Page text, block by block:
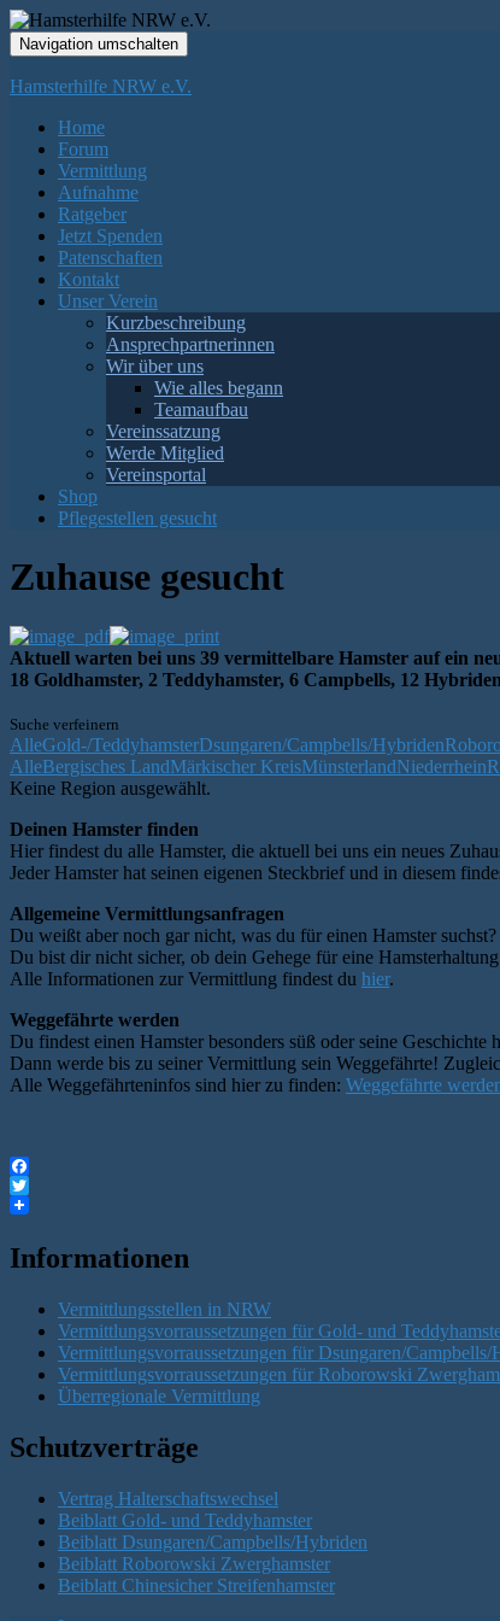
Navigation umschalten
Hamsterhilfe NRW e.V.
Home
Forum
Vermittlung
Aufnahme
Ratgeber
Jetzt Spenden
Patenschaften
Kontakt
Unser Verein
Kurzbeschreibung
Ansprechpartnerinnen
Wir über uns
Wie alles begann
Teamaufbau
Vereinssatzung
Werde Mitglied
Vereinsportal
Shop
Pflegestellen gesucht
Zuhause gesucht
Aktuell warten bei uns 39 vermittelbare Hamster auf ein
18 Goldhamster, 2 Teddyhamster, 6 Campbells, 12
Suche verfeinern
AlleGold-/TeddyhamsterDsungaren/Campbells/Hybriden
AlleBergisches LandMärkischer KreisMünsterlandNiederrhein
Keine Region ausgewählt.
Deinen Hamster finden
Hier findest du alle Hamster, die aktuell bei uns ein neues
Jeder Hamster hat seinen eigenen Steckbrief und in diesem
Allgemeine Vermittlungsanfragen
Du weißt aber noch gar nicht, was du für einen Hamster suchst?
Du bist dir nicht sicher, ob dein Gehege für eine
Alle Informationen zur Vermittlung findest du hier.
Weggefährte werden
Du findest einen Hamster besonders süß oder seine
Dann werde bis zu seiner Vermittlung sein Weggefährte!
Alle Weggefährteninfos sind hier zu finden: Weggefährte
Facebook
Twitter
Informationen
Vermittlungsstellen in NRW
Vermittlungsvorraussetzungen für Gold- und
Vermittlungsvorraussetzungen für Dsungaren/Campbells/
Vermittlungsvorraussetzungen für Roborowski
Überregionale Vermittlung
Schutzverträge
Vertrag Halterschaftswechsel
Beiblatt Gold- und Teddyhamster
Beiblatt Dsungaren/Campbells/Hybriden
Beiblatt Roborowski Zwerghamster
Beiblatt Chinesicher Streifenhamster